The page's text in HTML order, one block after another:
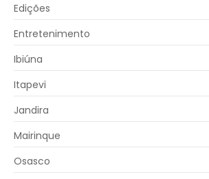
Edições
Entretenimento
Ibiúna
Itapevi
Jandira
Mairinque
Osasco